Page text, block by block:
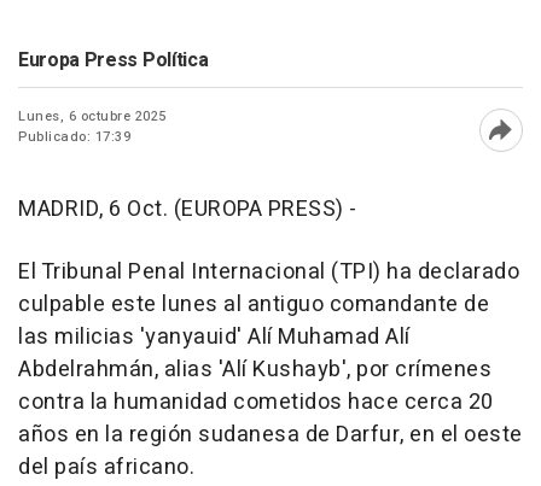
Europa Press Política
Lunes, 6 octubre 2025
Publicado: 17:39
MADRID, 6 Oct. (EUROPA PRESS) -
El Tribunal Penal Internacional (TPI) ha declarado
culpable este lunes al antiguo comandante de
las milicias 'yanyauid' Alí Muhamad Alí
Abdelrahmán, alias 'Alí Kushayb', por crímenes
contra la humanidad cometidos hace cerca 20
años en la región sudanesa de Darfur, en el oeste
del país africano.